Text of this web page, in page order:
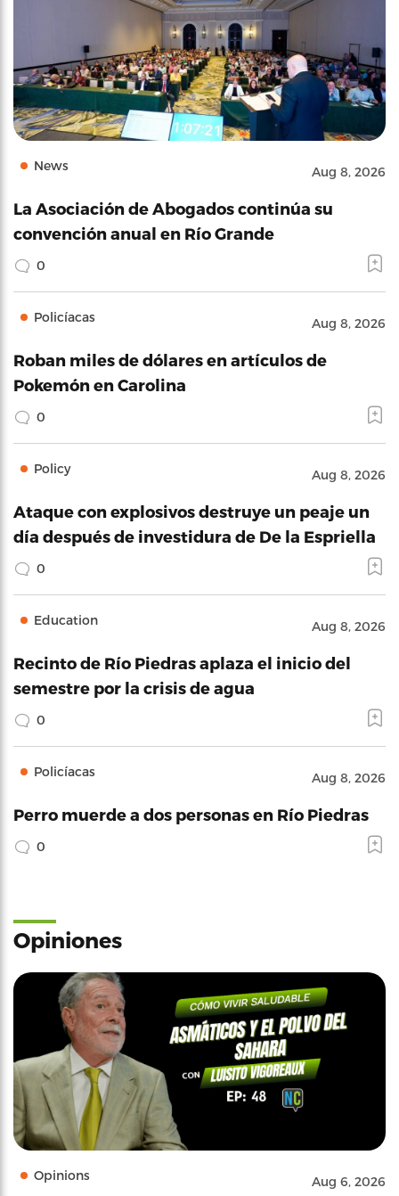
News Aug 8, 2026
La Asociación de Abogados continúa su
convención anual en Río Grande
0
Policíacas Aug 8, 2026
Roban miles de dólares en artículos de
Pokemón en Carolina
0
Policy Aug 8, 2026
Ataque con explosivos destruye un peaje un
día después de investidura de De la Espriella
0
Education Aug 8, 2026
Recinto de Río Piedras aplaza el inicio del
semestre por la crisis de agua
0
Policíacas Aug 8, 2026
Perro muerde a dos personas en Río Piedras
0
Opiniones
Opinions Aug 6, 2026